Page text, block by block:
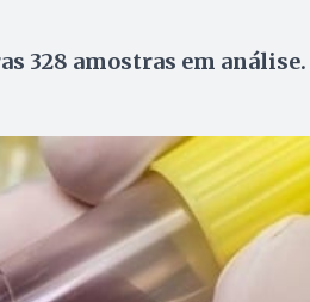
328 amostras em análise.